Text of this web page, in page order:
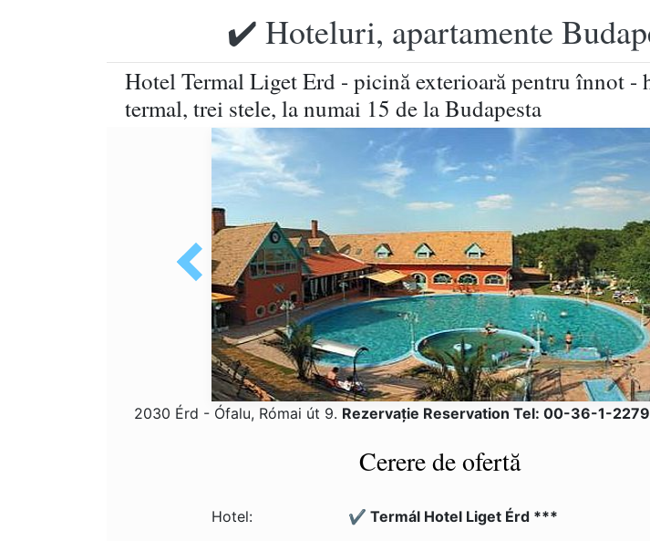
✔️ Hoteluri, apartamente
Hotel Termal Liget Erd - picină exterioară pentru înnot -
termal, trei stele, la numai 15 de la Budapesta
2030 Érd - Ófalu, Római út 9. Rezervaţie Reservation Tel: 00-36-1-
Cerere de ofertă
Hotel: ✔️ Termál Hotel Liget Érd ***